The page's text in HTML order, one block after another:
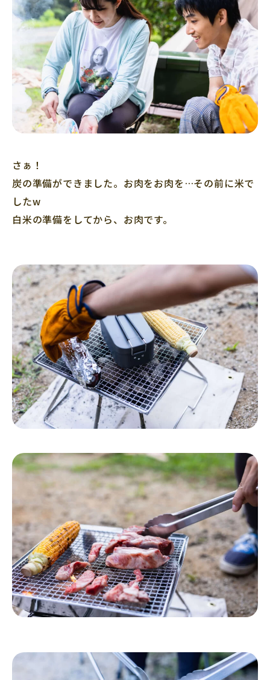
さぁ！
炭の準備ができました。お肉をお肉を…その前に米で
したw
白米の準備をしてから、お肉です。